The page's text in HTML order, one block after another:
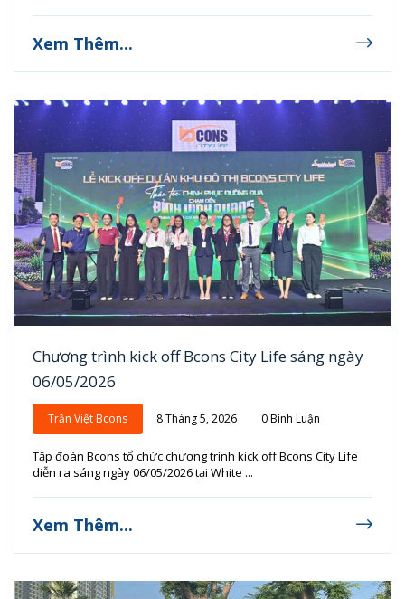
Xem Thêm...
Chương trình kick off Bcons City Life sáng ngày
06/05/2026
Trần Việt Bcons 8 Tháng 5, 2026 0 Bình Luận
Tập đoàn Bcons tổ chức chương trình kick off Bcons City Life
diễn ra sáng ngày 06/05/2026 tại White ...
Xem Thêm...